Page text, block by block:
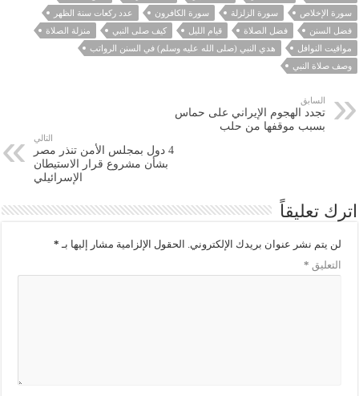
سورة الإخلاص
سورة الزلزلة سورة الكافرون
عدد ركعات سنة الظهر
فضل السنن
فضل الصلاة قيام الليل كيف صلى النبي
منزلة الصلاة
مواقيت النوافل
هدي النبي (صلى الله عليه وسلم) في السنن الرواتب
وصف صلاة النبي
السابق
تجدد الهجوم الإيراني على حماس
بسبب موقفها من حلب
التالي
4 دول بمجلس الأمن تنذر مصر
بشأن مشروع قرار الاستيطان
الإسرائيلي
اترك تعليقاً
لن يتم نشر عنوان بريدك الإلكتروني. الحقول الإلزامية مشار إليها بـ *
التعليق *